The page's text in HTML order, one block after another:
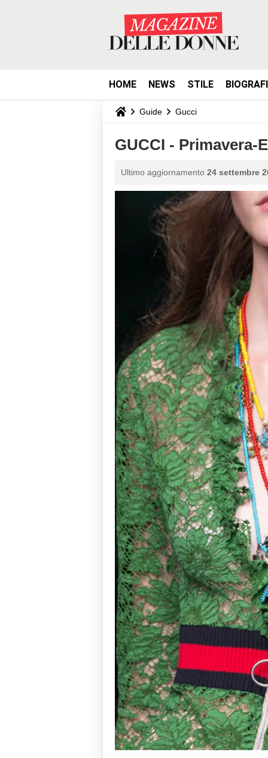
HOME NEWS STILE
Guide Gucci
GUCCI - Primavera-
Ultimo aggiornamento 24 settembre